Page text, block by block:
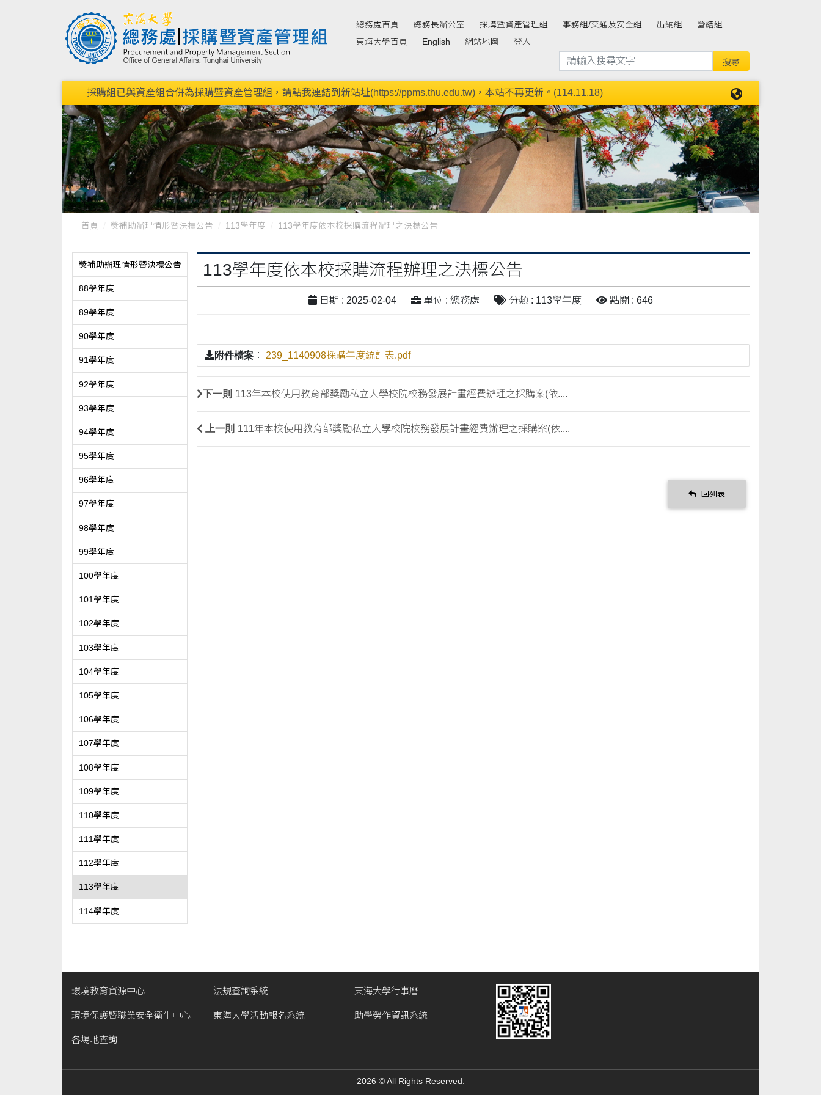
總務處首頁 總務長辦公室 採購暨資產管理組 事務組/交通及安全組 出納組
營繕組
東海大學首頁
English 網站地圖 登入
採購組已與資產組合併為採購暨資產管理組，請點我連結到新站址(https://ppms.thu.edu.tw)，本站不再更新。(114.11.18)
首頁 獎補助辦理情形暨決標公告 113學年度 113學年度依本校採購流程辦理之決標公告
獎補助辦理情形暨決標公告
88學年度
89學年度
90學年度
91學年度
92學年度
93學年度
94學年度
95學年度
96學年度
97學年度
98學年度
99學年度
100學年度
101學年度
102學年度
103學年度
104學年度
105學年度
106學年度
107學年度
108學年度
109學年度
110學年度
111學年度
112學年度
113學年度
114學年度
113學年度依本校採購流程辦理之決標公告
日期 : 2025-02-04 單位 : 總務處 分類 : 113學年度 點閱 : 646
附件檔案 ： 239_1140908採購年度統計表.pdf
下一則 113年本校使用教育部獎勵私立大學校院校務發展計畫經費辦理之採購案(依....
上一則 111年本校使用教育部獎勵私立大學校院校務發展計畫經費辦理之採購案(依....
回列表
環境教育資源中心
環境保護暨職業安全衛生中心
各場地查詢
法規查詢系統
東海大學活動報名系統
東海大學行事曆
助學勞作資訊系統
2026 © All Rights Reserved.